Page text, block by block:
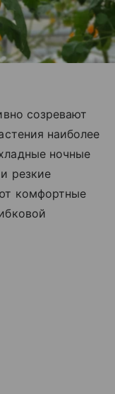
созревают
наиболее
ночные
резкие
комфортные